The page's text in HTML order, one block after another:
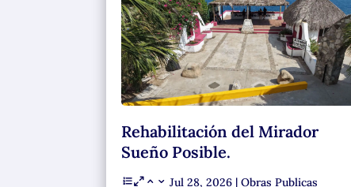
Rehabilitación del Mirador
Sueño Posible.
Jul 28, 2026 |Obras Publicas